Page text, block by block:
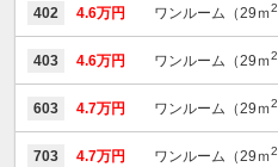
402 4.6万円 ワンルーム（29ｍ2
403 4.6万円 ワンルーム（29ｍ2
603 4.7万円 ワンルーム（29ｍ2
703 4.7万円 ワンルーム（29ｍ2